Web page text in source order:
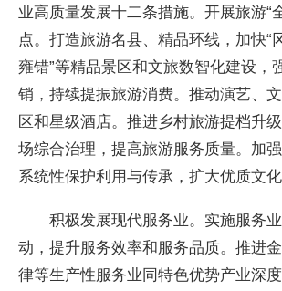
业高质量发展十二条措施。开展旅游“
点。打造旅游名县、精品环线，加快
雍错”等精品景区和文旅数智化建设，
销，持续提振旅游消费。推动演艺、
区和星级酒店。推进乡村旅游提档升
场综合治理，提高旅游服务质量。加
系统性保护利用与传承，扩大优质文化
积极发展现代服务业。实施服务业
动，提升服务效率和服务品质。推进
律等生产性服务业同特色优势产业深